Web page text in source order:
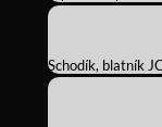
Schodík, blatník